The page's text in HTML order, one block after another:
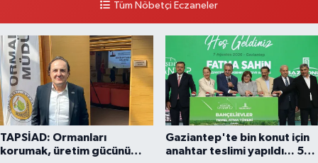
kalaycıbahçe Meydana DoğruTüm Nöbetçi Eczaneler
TAPSİAD: Ormanları
korumak, üretim gücünü
Gaziantep'te bin konut için
anahtar teslimi yapıldı... 5